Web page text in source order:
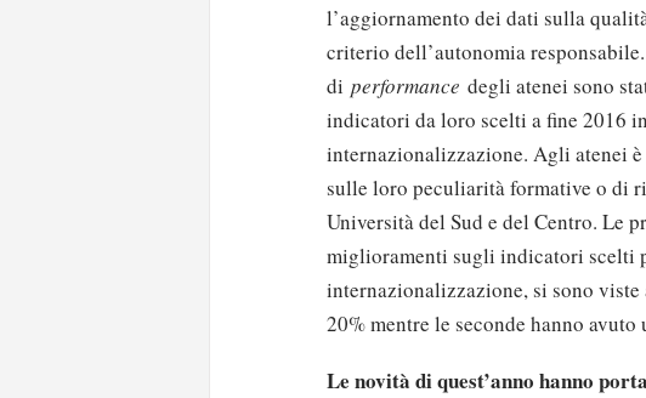
l’aggiornamento dei dati sulla
criterio dell’autonomia
di performance degli atenei sono
indicatori da loro scelti a fine 2016
internazionalizzazione. Agli atenei è
sulle loro peculiarità formative o di
Università del Sud e del Centro. Le
miglioramenti sugli indicatori scelti
internazionalizzazione, si sono
20% mentre le seconde hanno
Le novità di quest’anno hanno